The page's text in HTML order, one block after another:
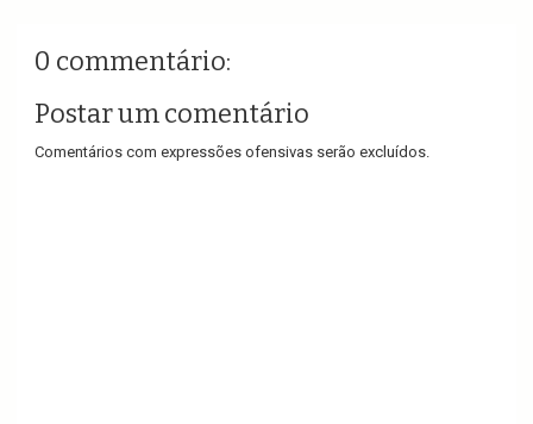
0 commentário:
Postar um comentário
Comentários com expressões ofensivas serão excluídos.